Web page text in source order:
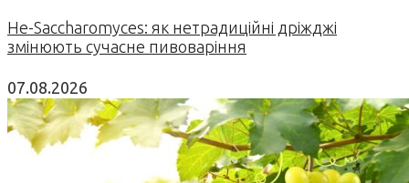
Не-Saccharomyces: як нетрадиційні дріжджі
змінюють сучасне пивоваріння
07.08.2026